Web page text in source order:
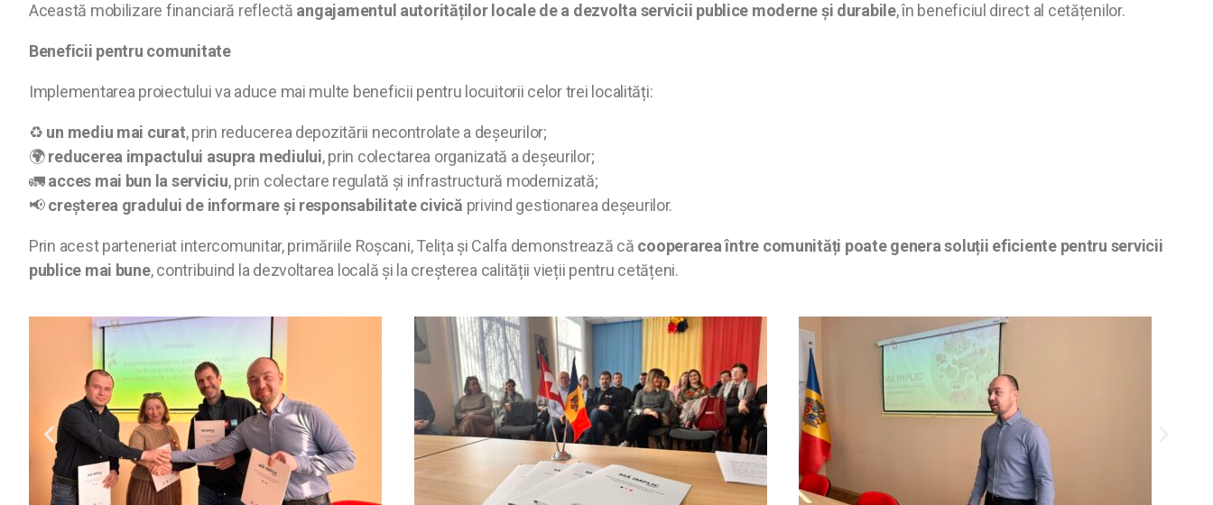
Această mobilizare financiară reflectă angajamentul autorităților locale de a dezvolta servicii publice moderne și durabile, în beneficiul direct al cetățenilor.
Beneficii pentru comunitate
Implementarea proiectului va aduce mai multe beneficii pentru locuitorii celor trei localități:
♻️ un mediu mai curat, prin reducerea depozitării necontrolate a deșeurilor;
🌍reducerea impactului asupra mediului, prin colectarea organizată a deșeurilor;
🚛acces mai bun la serviciu, prin colectare regulată și infrastructură modernizată;
📢creșterea gradului de informare și responsabilitate civică privind gestionarea deșeurilor.
Prin acest parteneriat intercomunitar, primăriile Roșcani, Telița și Calfa demonstrează că cooperarea între comunități poate genera soluții eficiente pentru servicii
publice mai bune, contribuind la dezvoltarea locală și la creșterea calității vieții pentru cetățeni.